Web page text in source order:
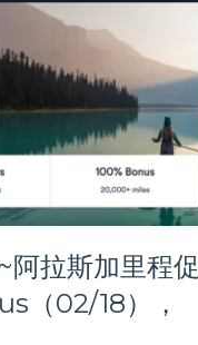
拉斯加里程促
（02/18），